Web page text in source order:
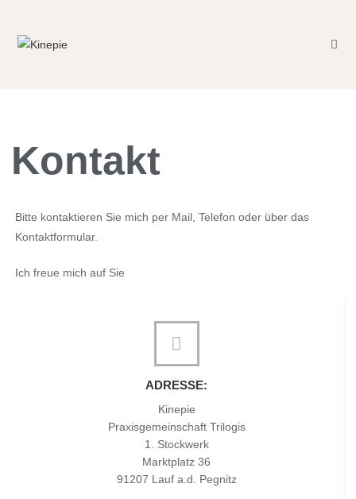
Kontakt
Bitte kontaktieren Sie mich per Mail, Telefon oder über das
Kontaktformular.
Ich freue mich auf Sie
ADRESSE:
Kinepie
Praxisgemeinschaft Trilogis
1. Stockwerk
Marktplatz 36
91207 Lauf a.d. Pegnitz